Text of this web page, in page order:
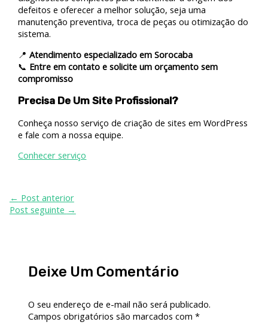
defeitos e oferecer a melhor solução, seja uma
manutenção preventiva, troca de peças ou otimização do
sistema.
📍Atendimento especializado em Sorocaba
📞 Entre em contato e solicite um orçamento sem
compromisso
Precisa De Um Site Profissional?
Conheça nosso serviço de criação de sites em WordPress
e fale com a nossa equipe.
Conhecer serviço
← Post anterior
Post seguinte →
Deixe Um Comentário
O seu endereço de e-mail não será publicado.
Campos obrigatórios são marcados com*